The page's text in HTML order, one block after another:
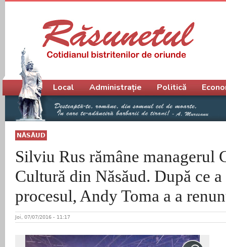
NĂSĂUD
Silviu Rus rămâne managerul
Cultură din Năsăud. După ce
procesul, Andy Toma a a
Joi, 07/07/2016 - 11:17
Meniu principal
Local Administrație Politică